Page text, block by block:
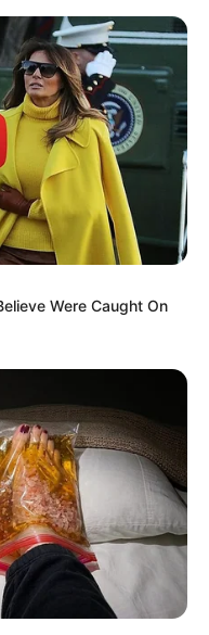
Were Caught On